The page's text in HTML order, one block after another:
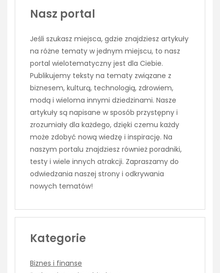
Nasz portal
Jeśli szukasz miejsca, gdzie znajdziesz artykuły
na różne tematy w jednym miejscu, to nasz
portal wielotematyczny jest dla Ciebie.
Publikujemy teksty na tematy związane z
biznesem, kulturą, technologią, zdrowiem,
modą i wieloma innymi dziedzinami. Nasze
artykuły są napisane w sposób przystępny i
zrozumiały dla każdego, dzięki czemu każdy
może zdobyć nową wiedzę i inspirację. Na
naszym portalu znajdziesz również poradniki,
testy i wiele innych atrakcji. Zapraszamy do
odwiedzania naszej strony i odkrywania
nowych tematów!
Kategorie
Biznes i finanse